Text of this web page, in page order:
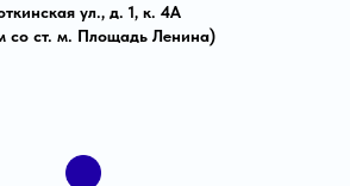
ул., д. 1, к. 4А
со ст. м. Площадь Ленина)